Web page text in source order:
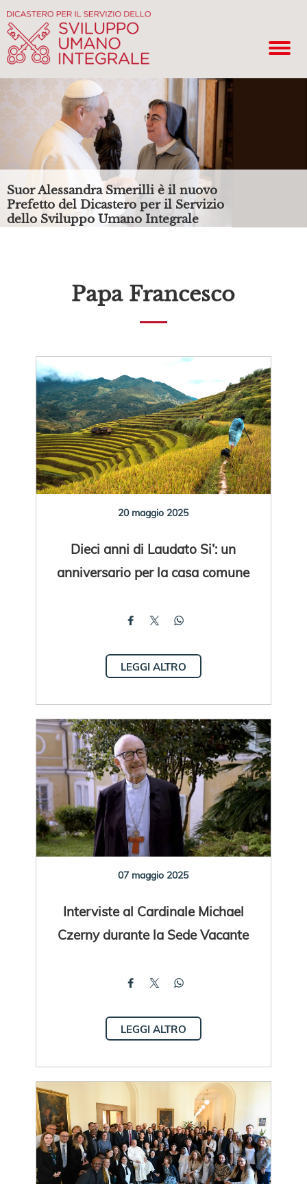
Suor Alessandra Smerilli è il nuovo
Prefetto del Dicastero per il Servizio
dello Sviluppo Umano Integrale
Papa Francesco
20 maggio 2025
Dieci anni di Laudato Si’: un
anniversario per la casa comune
LEGGI ALTRO
07 maggio 2025
Interviste al Cardinale Michael
Czerny durante la Sede Vacante
LEGGI ALTRO